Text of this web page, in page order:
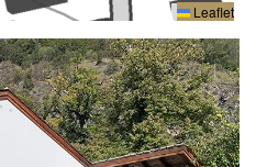
Leaflet